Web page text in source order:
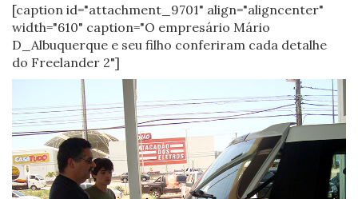
[caption id="attachment_9701" align="aligncenter"
width="610" caption="O empresário Mário
D_Albuquerque e seu filho conferiram cada detalhe
do Freelander 2"]